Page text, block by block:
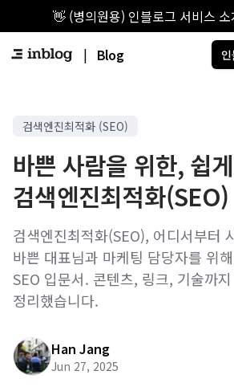
👋 (병의원용) 인블로그 서비스
| Blog
검색엔진최적화 (SEO)
바쁜 사람을 위한, 쉽
검색엔진최적화(SEO)
검색엔진최적화(SEO), 어디서부터
바쁜 대표님과 마케팅 담당자를 위
SEO 입문서. 콘텐츠, 링크, 기술까
정리했습니다.
Han Jang
Jun 27, 2025